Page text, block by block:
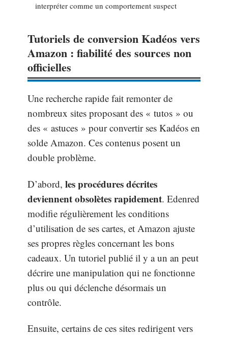
interpréter comme un comportement suspect
Tutoriels de conversion Kadéos vers
Amazon : fiabilité des sources non
officielles
Une recherche rapide fait remonter de
nombreux sites proposant des « tutos » ou
des « astuces » pour convertir ses Kadéos en
solde Amazon. Ces contenus posent un
double problème.
D’abord, les procédures décrites
deviennent obsolètes rapidement. Edenred
modifie régulièrement les conditions
d’utilisation de ses cartes, et Amazon ajuste
ses propres règles concernant les bons
cadeaux. Un tutoriel publié il y a un an peut
décrire une manipulation qui ne fonctionne
plus ou qui déclenche désormais un
contrôle.
Ensuite, certains de ces sites redirigent vers